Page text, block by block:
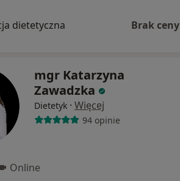
dietetyczna Brak ceny
mgr Katarzyna
Zawadzka
Dietetyk · Więcej
94 opinie
Online